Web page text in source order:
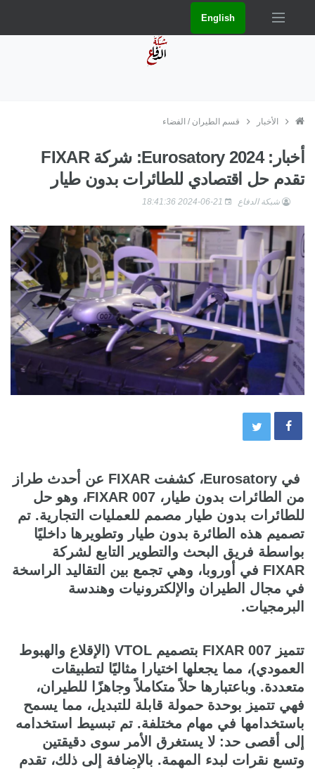
English
الأخبار قسم الطيران / الفضاء
أخبار: Eurosatory 2024: شركة FIXAR
تقدم حل اقتصادي للطائرات بدون طيار
شبكة الدفاع
في Eurosatory، كشفت FIXAR عن أحدث طراز
من الطائرات بدون طيار، FIXAR 007، وهو حل
للطائرات بدون طيار مصمم للعمليات التجارية. تم
تصميم هذه الطائرة بدون طيار وتطويرها داخليًا
بواسطة فريق البحث والتطوير التابع لشركة
FIXAR في أوروبا، وهي تجمع بين التقاليد الراسخة
في مجال الطيران والإلكترونيات وهندسة
البرمجيات.
تتميز FIXAR 007 بتصميم VTOL (الإقلاع والهبوط
العمودي)، مما يجعلها اختيارا مثاليًا لتطبيقات
متعددة. وباعتبارها حلاً متكاملاً وجاهزًا للطيران،
فهي تتميز بوحدة حمولة قابلة للتبديل، مما يسمح
باستخدامها في مهام مختلفة. تم تبسيط استخدامه
إلى أقصى حد: لا يستغرق الأمر سوى دقيقتين
وتسع نقرات لبدء المهمة. بالإضافة إلى ذلك، تقدم